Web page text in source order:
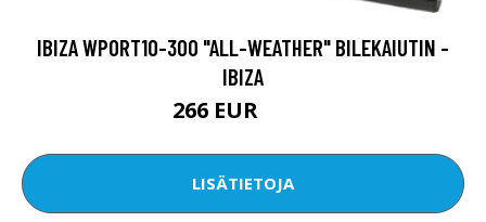
IBIZA WPORT10-300 "ALL-WEATHER" BILEKAIUTIN -
IBIZA
266 EUR
LISÄTIETOJA